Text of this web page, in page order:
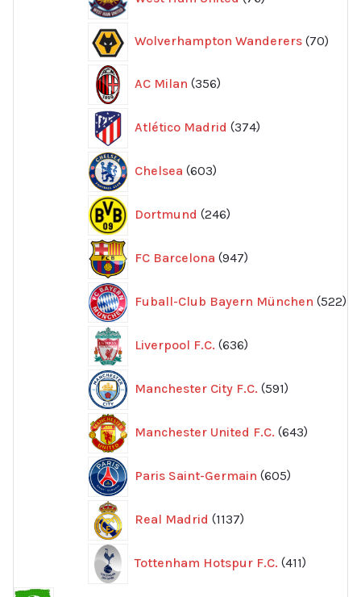
produkter
Wolverhampton Wanderers 70
AC Milan 356
produkter
Atlético Madrid 374
produkter
Chelsea 603
produkter
Dortmund 246
produkter
FC Barcelona 947
produkter
Fuball-Club Bayern München 522
Liverpool F.C. 636
produkter
Manchester City F.C. 591
produkter
Manchester United F.C. 643
Paris Saint-Germain 605
produkter
Real Madrid 1137
produkter
Tottenham Hotspur F.C. 411
produkter